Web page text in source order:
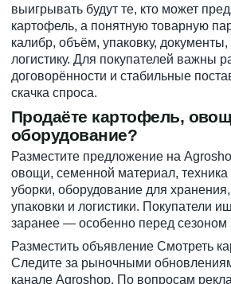
выигрывать будут те, кто может
картофель, а понятную товарную
калибр, объём, упаковку,
логистику. Для покупателей важны
договорённости и стабильные
скачка спроса.
Продаёте картофель,
оборудование?
Разместите предложение на
овощи, семенной материал, техника
уборки, оборудование для
упаковки и логистики. Покупатели
заранее — особенно перед сезоном
Разместить объявление Смотреть
Следите за рыночными
канале Agroshop. По вопросам